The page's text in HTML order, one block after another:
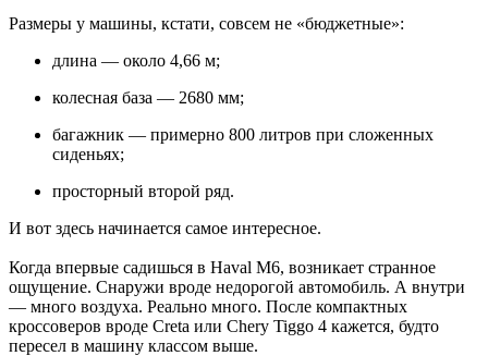
Размеры у машины, кстати, совсем не «бюджетные»:
длина — около 4,66 м;
колесная база — 2680 мм;
багажник — примерно 800 литров при сложенных
сиденьях;
просторный второй ряд.
И вот здесь начинается самое интересное.
Когда впервые садишься в Haval M6, возникает странное
ощущение. Снаружи вроде недорогой автомобиль. А внутри
— много воздуха. Реально много. После компактных
кроссоверов вроде Creta или Chery Tiggo 4 кажется, будто
пересел в машину классом выше.